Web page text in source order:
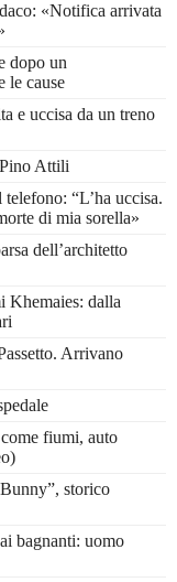
«Notifica arrivata
dopo un
le cause
e uccisa da un treno
Attili
telefono: “L’ha uccisa.
di mia sorella»
dell’architetto
Khemaies: dalla
Arrivano
fiumi, auto
storico
bagnanti: uomo